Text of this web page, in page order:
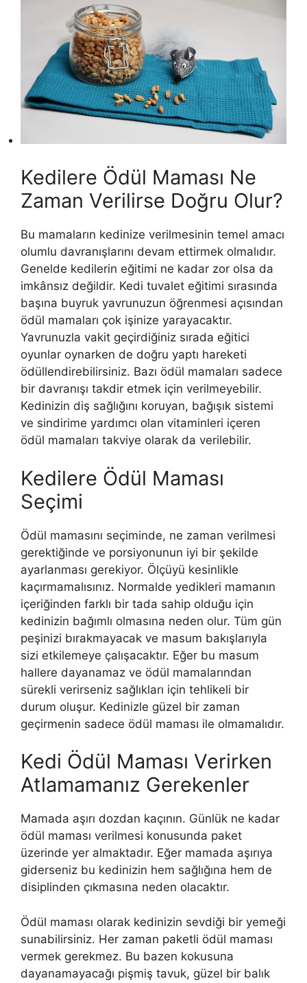
Kedilere Ödül Maması Ne
Zaman Verilirse Doğru Olur?
Bu mamaların kedinize verilmesinin temel amacı
olumlu davranışlarını devam ettirmek olmalıdır.
Genelde kedilerin eğitimi ne kadar zor olsa da
imkânsız değildir. Kedi tuvalet eğitimi sırasında
başına buyruk yavrunuzun öğrenmesi açısından
ödül mamaları çok işinize yarayacaktır.
Yavrunuzla vakit geçirdiğiniz sırada eğitici
oyunlar oynarken de doğru yaptı hareketi
ödüllendirebilirsiniz. Bazı ödül mamaları sadece
bir davranışı takdir etmek için verilmeyebilir.
Kedinizin diş sağlığını koruyan, bağışık sistemi
ve sindirime yardımcı olan vitaminleri içeren
ödül mamaları takviye olarak da verilebilir.
Kedilere Ödül Maması
Seçimi
Ödül mamasını seçiminde, ne zaman verilmesi
gerektiğinde ve porsiyonunun iyi bir şekilde
ayarlanması gerekiyor. Ölçüyü kesinlikle
kaçırmamalısınız. Normalde yedikleri mamanın
içeriğinden farklı bir tada sahip olduğu için
kedinizin bağımlı olmasına neden olur. Tüm gün
peşinizi bırakmayacak ve masum bakışlarıyla
sizi etkilemeye çalışacaktır. Eğer bu masum
hallere dayanamaz ve ödül mamalarından
sürekli verirseniz sağlıkları için tehlikeli bir
durum oluşur. Kedinizle güzel bir zaman
geçirmenin sadece ödül maması ile olmamalıdır.
Kedi Ödül Maması Verirken
Atlamamanız Gerekenler
Mamada aşırı dozdan kaçının. Günlük ne kadar
ödül maması verilmesi konusunda paket
üzerinde yer almaktadır. Eğer mamada aşırıya
giderseniz bu kedinizin hem sağlığına hem de
disiplinden çıkmasına neden olacaktır.
Ödül maması olarak kedinizin sevdiği bir yemeği
sunabilirsiniz. Her zaman paketli ödül maması
vermek gerekmez. Bu bazen kokusuna
dayanamayacağı pişmiş tavuk, güzel bir balık